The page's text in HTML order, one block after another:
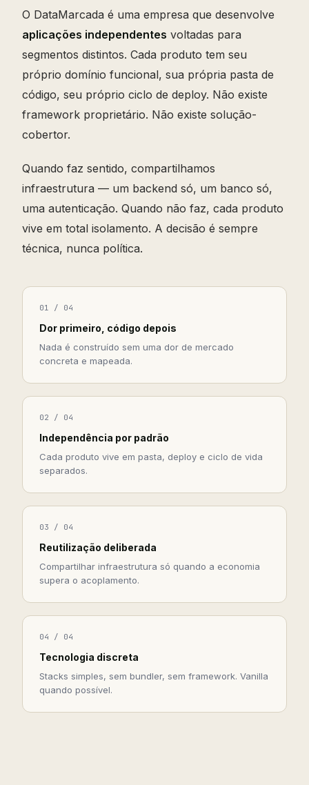
O DataMarcada é uma empresa que desenvolve
aplicações independentes voltadas para
segmentos distintos. Cada produto tem seu
próprio domínio funcional, sua própria pasta de
código, seu próprio ciclo de deploy. Não existe
framework proprietário. Não existe solução-
cobertor.
Quando faz sentido, compartilhamos
infraestrutura — um backend só, um banco só,
uma autenticação. Quando não faz, cada produto
vive em total isolamento. A decisão é sempre
técnica, nunca política.
01 / 04
Dor primeiro, código depois
Nada é construído sem uma dor de mercado
concreta e mapeada.
02 / 04
Independência por padrão
Cada produto vive em pasta, deploy e ciclo de vida
separados.
03 / 04
Reutilização deliberada
Compartilhar infraestrutura só quando a economia
supera o acoplamento.
04 / 04
Tecnologia discreta
Stacks simples, sem bundler, sem framework. Vanilla
quando possível.